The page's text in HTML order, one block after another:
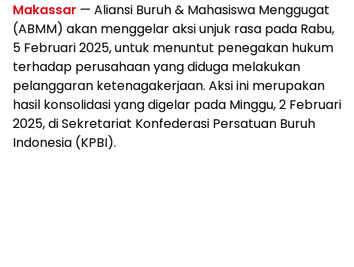
Makassar — Aliansi Buruh & Mahasiswa Menggugat
(ABMM) akan menggelar aksi unjuk rasa pada Rabu,
5 Februari 2025, untuk menuntut penegakan hukum
terhadap perusahaan yang diduga melakukan
pelanggaran ketenagakerjaan. Aksi ini merupakan
hasil konsolidasi yang digelar pada Minggu, 2 Februari
2025, di Sekretariat Konfederasi Persatuan Buruh
Indonesia (KPBI).